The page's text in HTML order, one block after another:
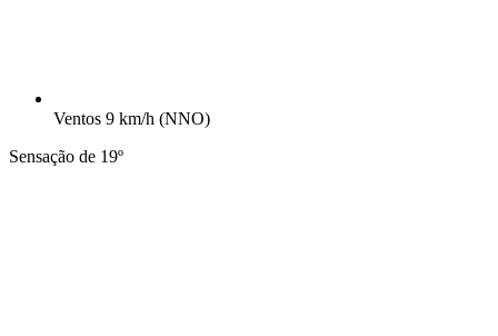
Ventos 9 km/h (NNO)
Sensação de 19º